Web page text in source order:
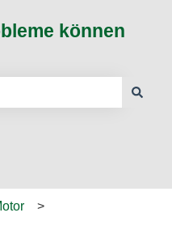
können